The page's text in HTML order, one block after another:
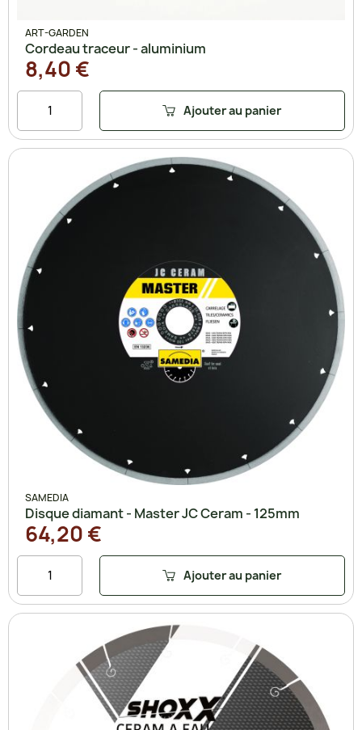
ART-GARDEN
Cordeau traceur - aluminium
8,40 €
Ajouter au panier
SAMEDIA
Disque diamant - Master JC Ceram - 125mm
64,20 €
Ajouter au panier